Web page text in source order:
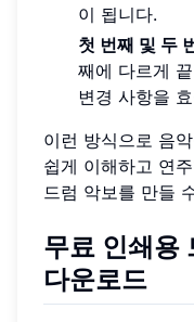
이 됩니다.
첫 번째 및 두
째에 다르게
변경 사항을
이런 방식으로 음
쉽게 이해하고 연
드럼 악보를 만들
무료 인쇄용
다운로드